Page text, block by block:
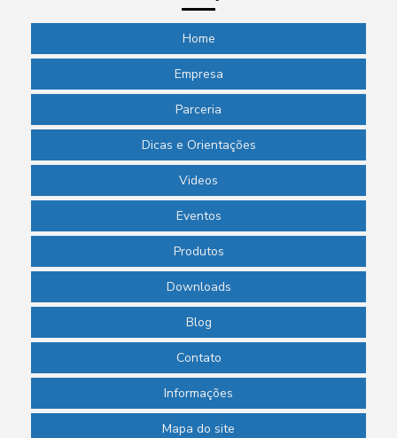
Home
Empresa
Parceria
Dicas e Orientações
Videos
Eventos
Produtos
Downloads
Blog
Contato
Informações
Mapa do site